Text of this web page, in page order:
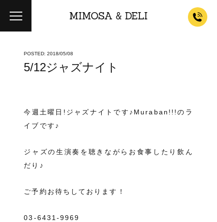
POSTED: 2018/05/08
5/12ジャズナイト
今週土曜日!ジャズナイトです♪Muraban!!!のラ
イブです♪
ジャズの生演奏を聴きながらお食事したり飲ん
だり♪
ご予約お待ちしております！
03-6431-9969